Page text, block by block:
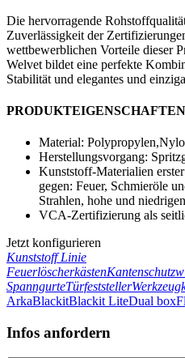
Die hervorragende
Zuverlässigkeit der
wettbewerblichen Vorteile dieser
Welvet bildet eine perfekte
Stabilität und elegantes und
Material:
Herstellungsvorgang:
Kunststoff-Materialien
gegen: Feuer, Schmieröle
Strahlen, hohe und
VCA-Zertifizierung als
Jetzt konfigurieren
Kunststoff Linie
Feuerlöscherkästen
SpanngurteTürfeststeller
ArkaBlackitBlackit LiteDual box
Infos anfordern